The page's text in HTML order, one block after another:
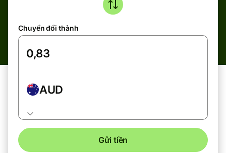
Chuyển đổi thành
AUD
Gửi tiền